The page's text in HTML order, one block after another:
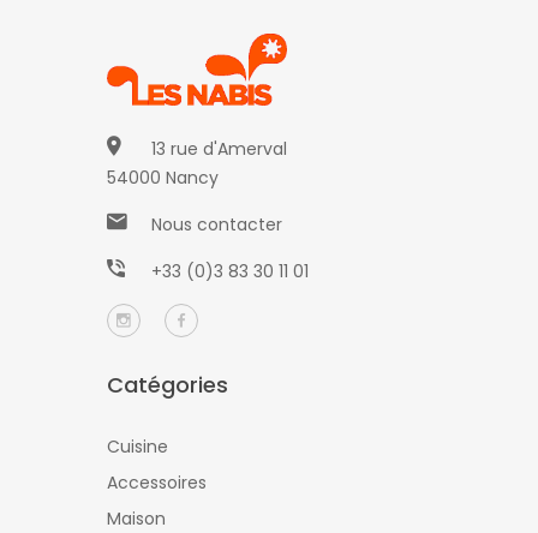
13 rue d'Amerval
54000 Nancy
Nous contacter
+33 (0)3 83 30 11 01
Catégories
Cuisine
Accessoires
Maison